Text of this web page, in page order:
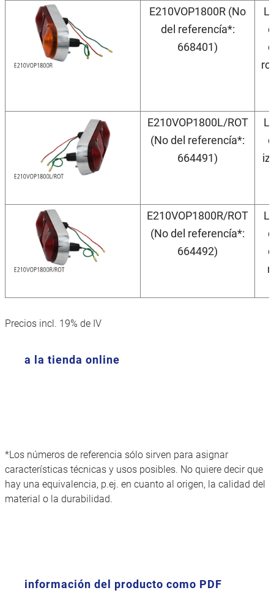
E210VOP1800R (No
del referencía*:
668401)
E210VOP1800L/ROT
(No del referencía*:
664491)
E210VOP1800R/ROT
(No del referencía*:
664492)
Precios incl. 19% de IV
a la tienda online
*Los números de referencia sólo sirven para asignar
características técnicas y usos posibles. No quiere decir que
hay una equivalencia, p.ej. en cuanto al origen, la calidad del
material o la durabilidad.
información del producto como PDF